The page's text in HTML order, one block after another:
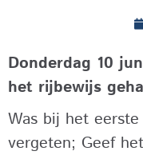
Donderdag 10
het rijbewijs
Was bij het
vergeten; Geef